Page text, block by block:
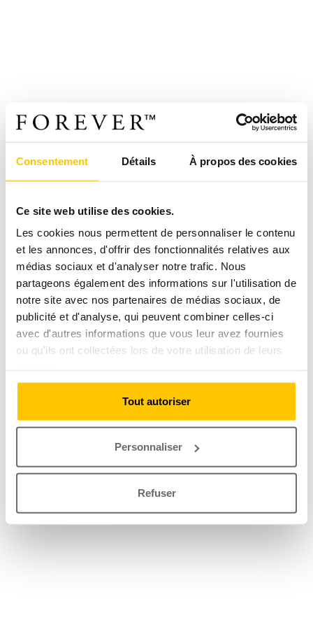
Consentement Détails À propos des cookies
Ce site web utilise des cookies.
Les cookies nous permettent de personnaliser le contenu
et les annonces, d'offrir des fonctionnalités relatives aux
médias sociaux et d'analyser notre trafic. Nous
partageons également des informations sur l'utilisation de
notre site avec nos partenaires de médias sociaux, de
publicité et d'analyse, qui peuvent combiner celles-ci
avec d'autres informations que vous leur avez fournies
ou qu'ils ont collectées lors de votre utilisation de leurs
Tout autoriser
Personnaliser
Refuser